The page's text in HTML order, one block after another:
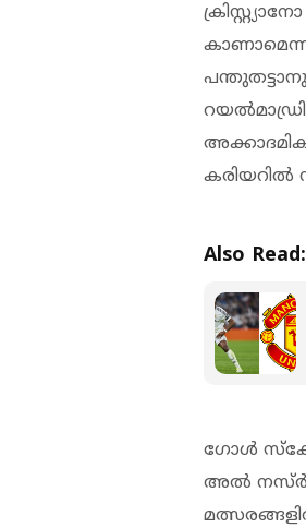
കരിയറില്‍
Also Read:
ഗോള്‍
അല്‍ നസ്ര്‍